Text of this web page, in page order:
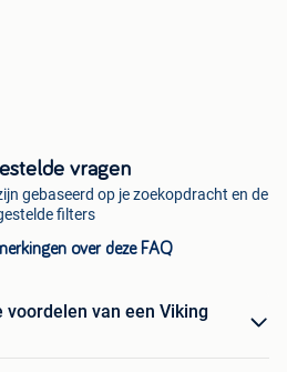
vragen
gebaseerd op je zoekopdracht en de
filters
over deze FAQ
van een Viking